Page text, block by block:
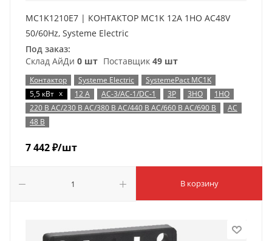
MC1K1210E7 | КОНТАКТОР MC1K 12A 1НО AC48V
50/60Hz, Systeme Electric
Под заказ:
Склад АйДи 0 шт Поставщик 49 шт
Контактор Systeme Electric
SystemePact MC1K
5,5 кВт x 12 А AC-3/AC-1/DC-1 3P 3НО
1НО
220 В AC/230 В AC/380 В AC/440 В AC/660 В AC/690 В
AC
48 В
7 442₽/шт
В корзину